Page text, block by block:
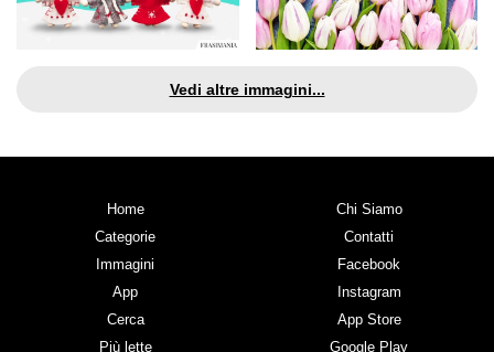
Vedi altre immagini...
Home
Categorie
Immagini
App
Cerca
Più lette
Chi Siamo
Contatti
Facebook
Instagram
App Store
Google Play